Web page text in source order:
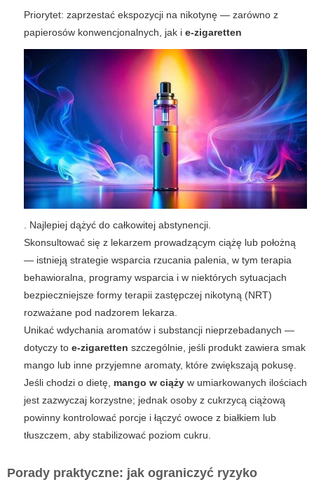
Priorytet: zaprzestać ekspozycji na nikotynę — zarówno z
papierosów konwencjonalnych, jak i e-zigaretten
. Najlepiej dążyć do całkowitej abstynencji.
Skonsultować się z lekarzem prowadzącym ciążę lub położną
— istnieją strategie wsparcia rzucania palenia, w tym terapia
behawioralna, programy wsparcia i w niektórych sytuacjach
bezpieczniejsze formy terapii zastępczej nikotyną (NRT)
rozważane pod nadzorem lekarza.
Unikać wdychania aromatów i substancji nieprzebadanych —
dotyczy to e-zigaretten szczególnie, jeśli produkt zawiera smak
mango lub inne przyjemne aromaty, które zwiększają pokusę.
Jeśli chodzi o dietę, mango w ciąży w umiarkowanych ilościach
jest zazwyczaj korzystne; jednak osoby z cukrzycą ciążową
powinny kontrolować porcje i łączyć owoce z białkiem lub
tłuszczem, aby stabilizować poziom cukru.
Porady praktyczne: jak ograniczyć ryzyko